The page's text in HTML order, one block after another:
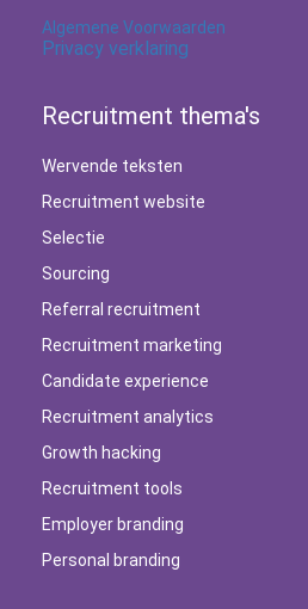
Algemene Voorwaarden
Privacy verklaring
Recruitment thema's
Wervende teksten
Recruitment website
Selectie
Sourcing
Referral recruitment
Recruitment marketing
Candidate experience
Recruitment analytics
Growth hacking
Recruitment tools
Employer branding
Personal branding